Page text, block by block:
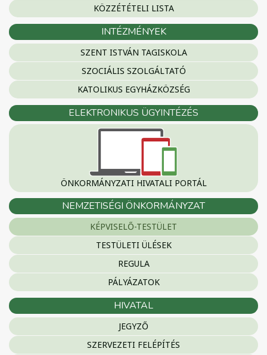
KÖZZÉTÉTELI LISTA
INTÉZMÉNYEK
SZENT ISTVÁN TAGISKOLA
SZOCIÁLIS SZOLGÁLTATÓ
KATOLIKUS EGYHÁZKÖZSÉG
ELEKTRONIKUS ÜGYINTÉZÉS
ÖNKORMÁNYZATI HIVATALI PORTÁL
NEMZETISÉGI ÖNKORMÁNYZAT
KÉPVISELŐ-TESTÜLET
TESTÜLETI ÜLÉSEK
REGULA
PÁLYÁZATOK
HIVATAL
JEGYZŐ
SZERVEZETI FELÉPÍTÉS